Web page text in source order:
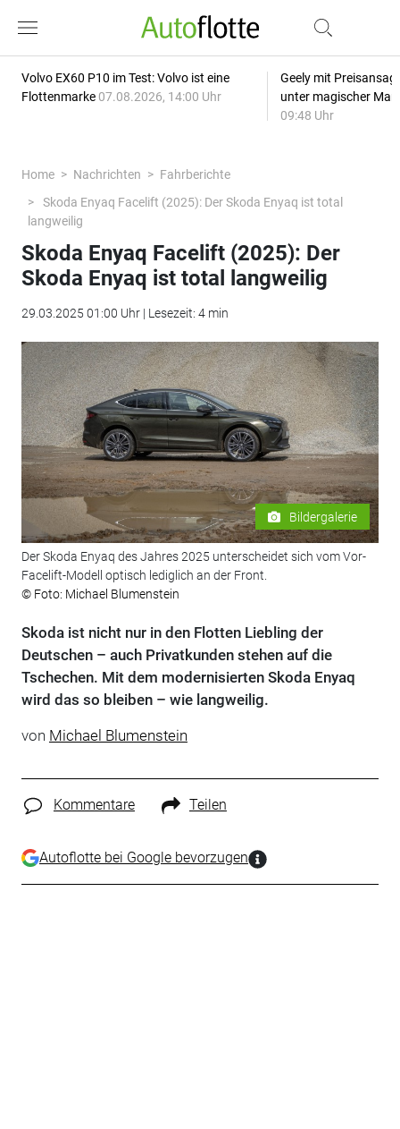
Volvo EX60 P10 im Test: Volvo ist eine
Flottenmarke 07.08.2026, 14:00 Uhr
Geely mit
unter magischer
09:48 Uhr
Home Nachrichten
Fahrberichte
Skoda Enyaq Facelift (2025): Der Skoda Enyaq ist total
langweilig
Skoda Enyaq Facelift (2025): Der
Skoda Enyaq ist total langweilig
29.03.2025 01:00 Uhr | Lesezeit: 4 min
Bildergalerie
Der Skoda Enyaq des Jahres 2025 unterscheidet sich vom Vor-
Facelift-Modell optisch lediglich an der Front.
© Foto: Michael Blumenstein
Skoda ist nicht nur in den Flotten Liebling der
Deutschen – auch Privatkunden stehen auf die
Tschechen. Mit dem modernisierten Skoda Enyaq
wird das so bleiben – wie langweilig.
von Michael Blumenstein
Kommentare Teilen
Autoflotte bei Google bevorzugen